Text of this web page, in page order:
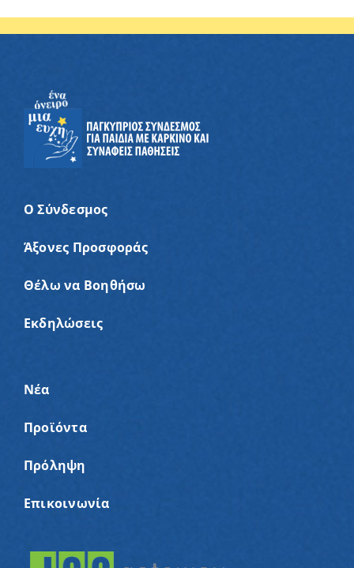
Ο Σύνδεσμος
Άξονες Προσφοράς
Θέλω να Βοηθήσω
Εκδηλώσεις
Νέα
Προϊόντα
Πρόληψη
Επικοινωνία